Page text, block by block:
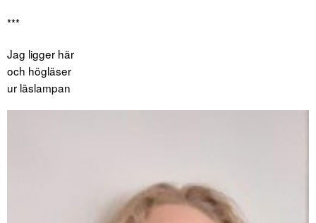
***
Jag ligger här
och högläser
ur läslampan